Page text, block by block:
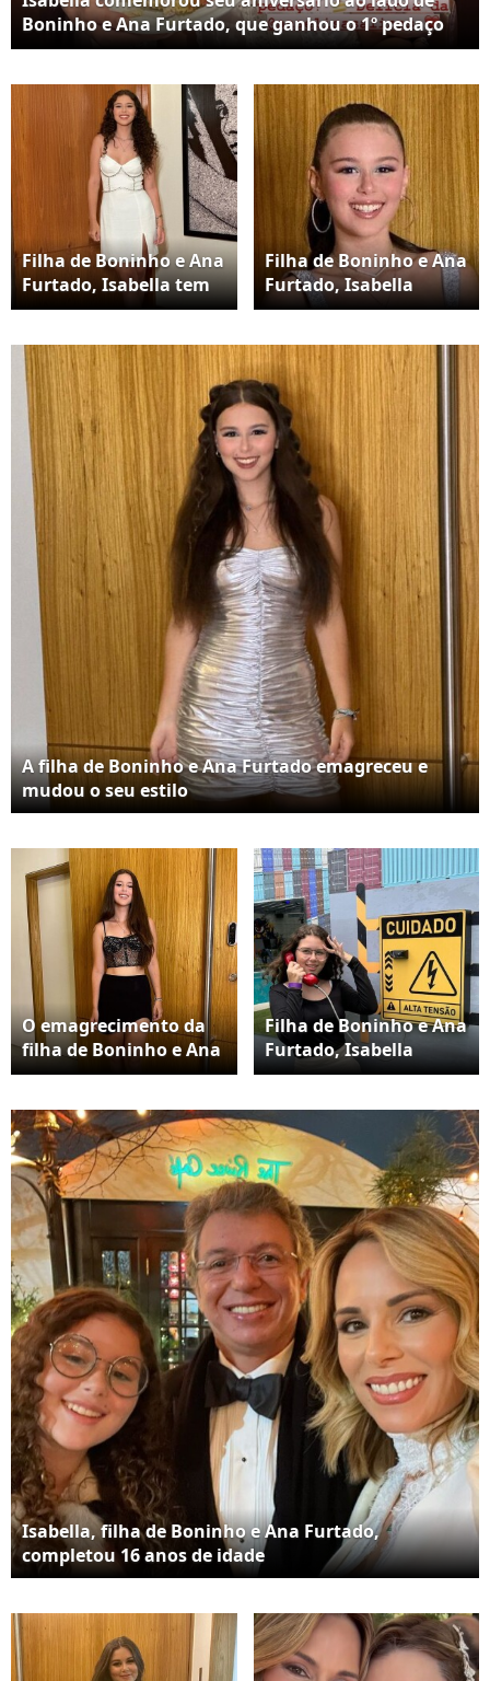
Boninho e Ana Furtado, que ganhou o 1º pedaço
de bolo
Filha de Boninho e Ana
Furtado, Isabella tem
apostado em looks
Filha de Boninho e Ana
Furtado, Isabella
impressionou pela
A filha de Boninho e Ana Furtado emagreceu e
mudou o seu estilo
O emagrecimento da
filha de Boninho e Ana
Furtado impressionou
Filha de Boninho e Ana
Furtado, Isabella
visitou a casa do 'BBB
programa
Isabella, filha de Boninho e Ana Furtado,
completou 16 anos de idade